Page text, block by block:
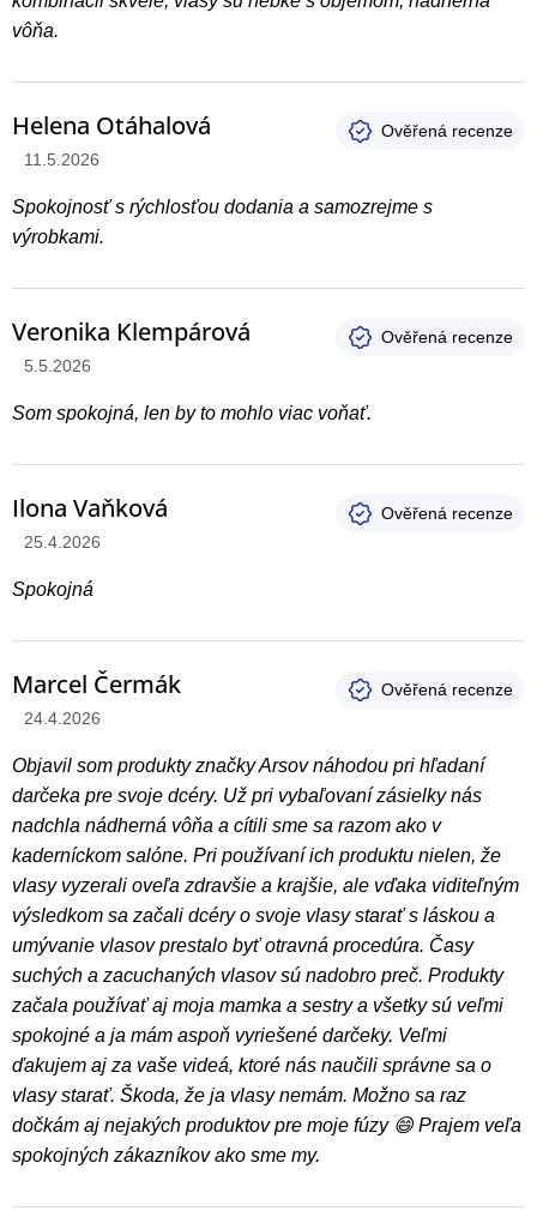
vôňa.
Helena Otáhalová
Hodnotenie produktu je 5 z 5 hviezdičiek.
11.5.2026
Spokojnosť s rýchlosťou dodania a samozrejme s
výrobkami.
Veronika Klempárová
Hodnotenie produktu je 5 z 5 hviezdičiek.
5.5.2026
Som spokojná, len by to mohlo viac voňať.
Ilona Vaňková
Hodnotenie produktu je 5 z 5 hviezdičiek.
25.4.2026
Spokojná
Marcel Čermák
Hodnotenie produktu je 5 z 5 hviezdičiek.
24.4.2026
Objavil som produkty značky Arsov náhodou pri hľadaní
darčeka pre svoje dcéry. Už pri vybaľovaní zásielky nás
nadchla nádherná vôňa a cítili sme sa razom ako v
kaderníckom salóne. Pri používaní ich produktu nielen, že
vlasy vyzerali oveľa zdravšie a krajšie, ale vďaka viditeľným
výsledkom sa začali dcéry o svoje vlasy starať s láskou a
umývanie vlasov prestalo byť otravná procedúra. Časy
suchých a zacuchaných vlasov sú nadobro preč. Produkty
začala používať aj moja mamka a sestry a všetky sú veľmi
spokojné a ja mám aspoň vyriešené darčeky. Veľmi
ďakujem aj za vaše videá, ktoré nás naučili správne sa o
vlasy starať. Škoda, že ja vlasy nemám. Možno sa raz
dočkám aj nejakých produktov pre moje fúzy 😄 Prajem veľa
spokojných zákazníkov ako sme my.